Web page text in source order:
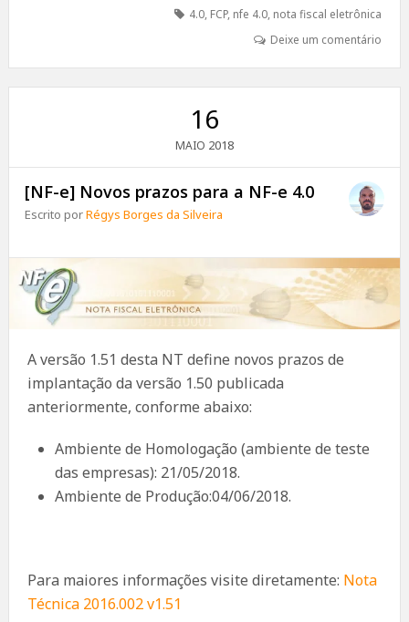
4.0, FCP, nfe 4.0, nota fiscal eletrônica
Deixe um comentário
16
MAIO 2018
[NF-e] Novos prazos para a NF-e 4.0
Escrito porRégys Borges da Silveira
A versão 1.51 desta NT define novos prazos de
implantação da versão 1.50 publicada
anteriormente, conforme abaixo:
Ambiente de Homologação (ambiente de teste
das empresas): 21/05/2018.
Ambiente de Produção:04/06/2018.
Para maiores informações visite diretamente: Nota
Técnica 2016.002 v1.51